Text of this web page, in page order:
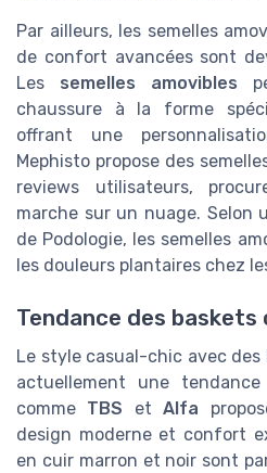
Par ailleurs, les semelles
de confort avancées sont
Les semelles amovibles
chaussure à la forme
offrant une
Mephisto propose des
reviews utilisateurs,
marche sur un nuage. Selon
de Podologie, les semelles
les douleurs plantaires chez
Tendance des
Le style casual-chic avec
actuellement une
comme TBS etAlfa
design moderne et confort
en cuir marron et noir sont